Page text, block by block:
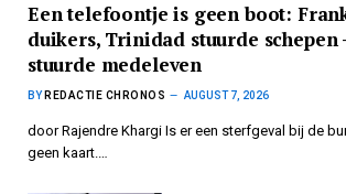
Een telefoontje is geen boot:
duikers, Trinidad stuurde schepen
stuurde medeleven
BY REDACTIE CHRONOS AUGUST 7, 2026
door Rajendre Khargi Is er een sterfgeval bij de
geen kaart.…